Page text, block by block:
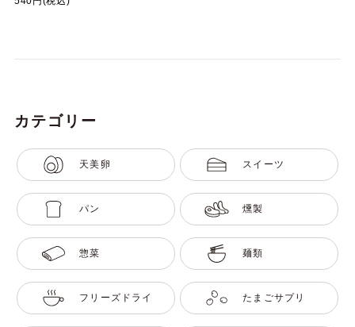
カテゴリー
天美卵 スイーツ
パン 燻製
惣菜 麺類
フリーズドライ たまごサプリ